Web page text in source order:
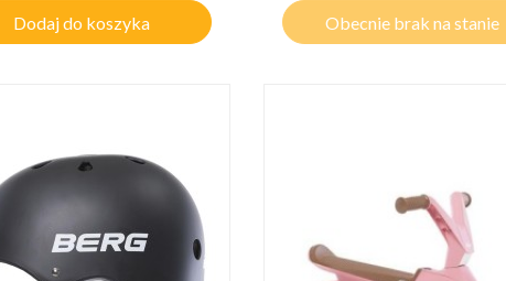
Dodaj do koszyka Obecnie brak na stanie